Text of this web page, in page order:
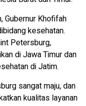
Gubernur Khofifah
kesehatan.
Petersburg,
di Jawa Timur dan
di Jatim.
sangat maju, dan
kualitas layanan